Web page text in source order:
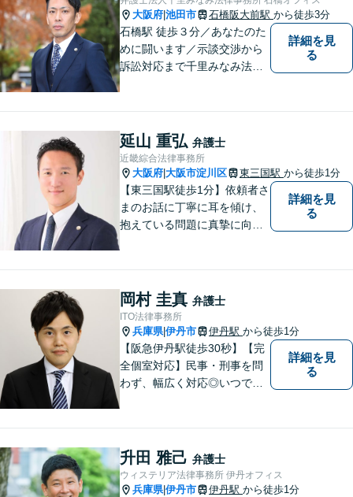
大阪府 池田市 石橋阪大前駅 から徒歩3分
石橋駅 徒歩３分／あなたのた
めに闘います／示談交渉から
訴訟対応まで千里みなみ法律
詳細を見
る
延山 重弘 弁護士
近畿綜合法律事務所
大阪府 大阪市淀川区 東三国駅 から徒歩1分
【東三国駅徒歩1分】依頼者さ
まのお話に丁寧に耳を傾け、
抱えている問題に真摯に向き
します。まずはお気軽にご相
談にいらしてください。【休
日夜間相談可】
詳細を見
る
岡村 圭真 弁護士
ITO法律事務所
兵庫県|伊丹市 伊丹駅 から徒歩1分
【阪急伊丹駅徒歩30秒】【完
全個室対応】民事・刑事を問
わず、幅広く対応◎いつでも
れず、尽力してまいります。
【メーカー法務経験あり】
詳細を見
る
升田 雅己 弁護士
ウィステリア法律事務所 伊丹オフィス
兵庫県|伊丹市 伊丹駅 から徒歩1分